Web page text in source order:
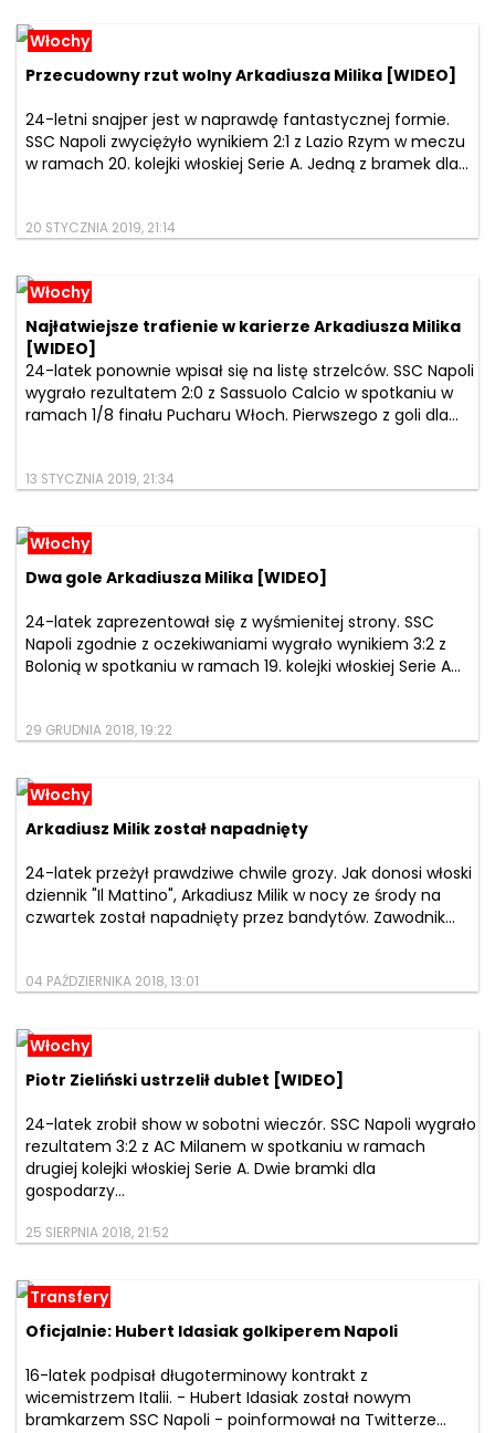
Włochy
Przecudowny rzut wolny Arkadiusza Milika [WIDEO]
24-letni snajper jest w naprawdę fantastycznej formie.
SSC Napoli zwyciężyło wynikiem 2:1 z Lazio Rzym w meczu
w ramach 20. kolejki włoskiej Serie A. Jedną z bramek dla...
20 STYCZNIA 2019, 21:14
Włochy
Najłatwiejsze trafienie w karierze Arkadiusza Milika
[WIDEO]
24-latek ponownie wpisał się na listę strzelców. SSC Napoli
wygrało rezultatem 2:0 z Sassuolo Calcio w spotkaniu w
ramach 1/8 finału Pucharu Włoch. Pierwszego z goli dla...
13 STYCZNIA 2019, 21:34
Włochy
Dwa gole Arkadiusza Milika [WIDEO]
24-latek zaprezentował się z wyśmienitej strony. SSC
Napoli zgodnie z oczekiwaniami wygrało wynikiem 3:2 z
Bolonią w spotkaniu w ramach 19. kolejki włoskiej Serie A...
29 GRUDNIA 2018, 19:22
Włochy
Arkadiusz Milik został napadnięty
24-latek przeżył prawdziwe chwile grozy. Jak donosi włoski
dziennik "Il Mattino", Arkadiusz Milik w nocy ze środy na
czwartek został napadnięty przez bandytów. Zawodnik...
04 PAŹDZIERNIKA 2018, 13:01
Włochy
Piotr Zieliński ustrzelił dublet [WIDEO]
24-latek zrobił show w sobotni wieczór. SSC Napoli wygrało
rezultatem 3:2 z AC Milanem w spotkaniu w ramach
drugiej kolejki włoskiej Serie A. Dwie bramki dla
gospodarzy...
25 SIERPNIA 2018, 21:52
Transfery
Oficjalnie: Hubert Idasiak golkiperem Napoli
16-latek podpisał długoterminowy kontrakt z
wicemistrzem Italii. - Hubert Idasiak został nowym
bramkarzem SSC Napoli - poinformował na Twitterze...